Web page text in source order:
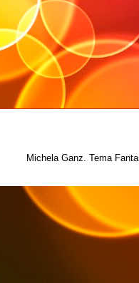
Michela Ganz. Tema